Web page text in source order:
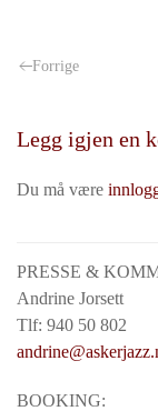
Forrige
Legg igjen en
Du må være
PRESSE &
Andrine Jorsett
Tlf: 940 50 802
BOOKING: